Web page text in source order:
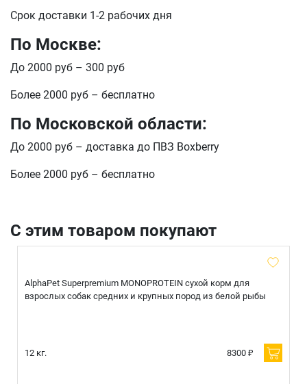
Срок доставки 1-2 рабочих дня
По Москве:
До 2000 руб – 300 руб
Более 2000 руб – бесплатно
По Московской области:
До 2000 руб – доставка до ПВЗ Boxberry
Более 2000 руб – бесплатно
С этим товаром покупают
AlphaPet Superpremium MONOPROTEIN сухой корм для
взрослых собак средних и крупных пород из белой рыбы
12 кг. 8300 ₽